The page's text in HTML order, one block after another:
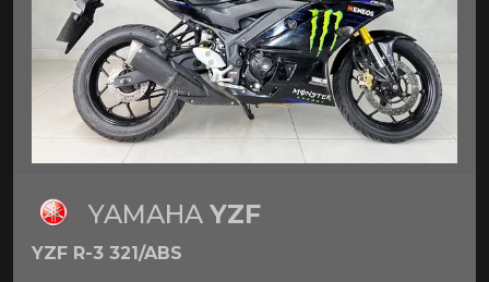
YAMAHA YZF
YZF R-3 321/ABS